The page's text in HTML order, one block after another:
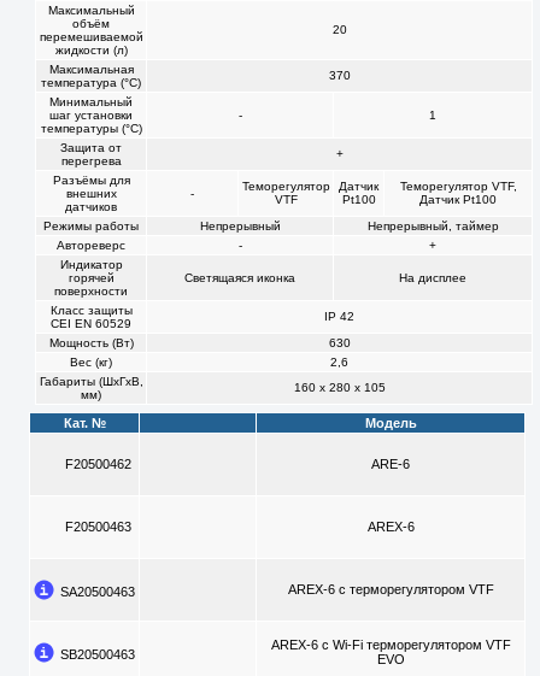
Максимальный
объём
перемешиваемой
жидкости (л)
20
Максимальная
температура (°C)
370
Минимальный
шаг установки
температуры (°C)
- 1
Защита от
перегрева
+
Разъёмы для
внешних
датчиков
-
Теморегулятор
VTF
Датчик
Pt100
Теморегулятор VTF,
Датчик Pt100
Режимы работы
Непрерывный
Непрерывный, таймер
Автореверс
-
+
Индикатор
горячей
поверхности
Светящаяся иконка На дисплее
Класс защиты
CEI EN 60529
IP 42
Мощность (Вт)
630
Вес (кг)
2,6
Габариты (ШхГхВ,
мм)
160 х 280 х 105
Кат. № Модель
F20500462 ARE-6
F20500463 AREX-6
SA20500463 AREX-6 с терморегулятором VTF
SB20500463
AREX-6 с Wi-Fi терморегулятором VTF
EVO